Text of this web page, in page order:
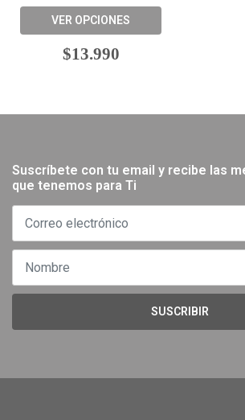
VER OPCIONES
$13.990
Suscríbete con tu email y recibe las
que tenemos para Ti
SUSCRIBIR